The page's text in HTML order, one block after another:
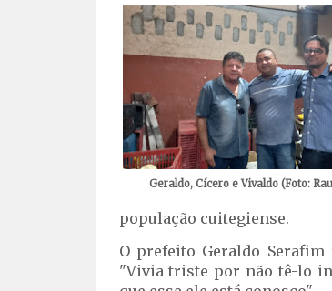
Geraldo, Cícero e Vivaldo (Foto:
população cuitegiense.
O prefeito Geraldo
"Vivia triste por não tê-lo